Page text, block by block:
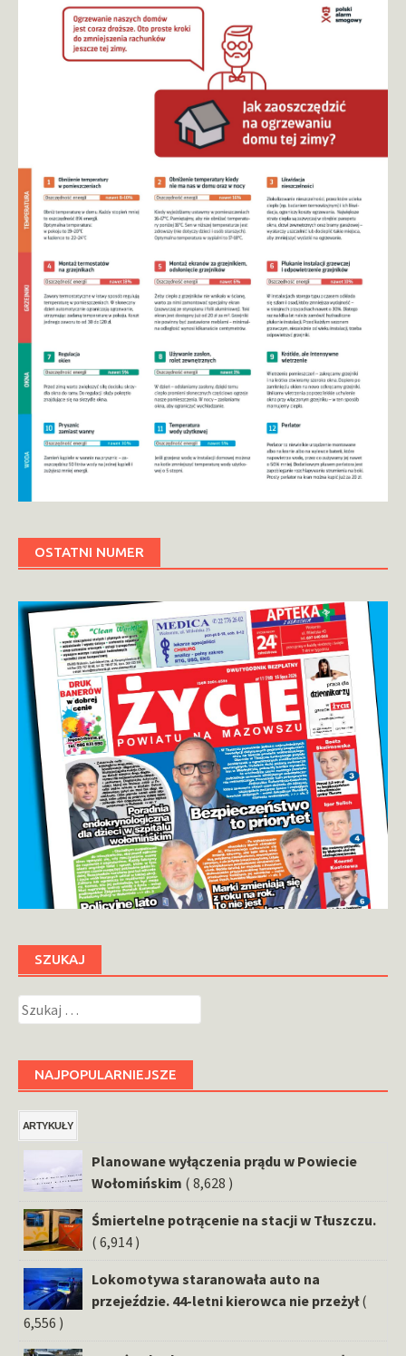
OSTATNI NUMER
SZUKAJ
Szukaj:
NAJPOPULARNIEJSZE
ARTYKUŁY
Planowane wyłączenia prądu w Powiecie
Wołomińskim ( 8,628 )
Śmiertelne potrącenie na stacji w Tłuszczu.
( 6,914 )
Lokomotywa staranowała auto na
przejeździe. 44-letni kierowca nie przeżył (
6,556 )